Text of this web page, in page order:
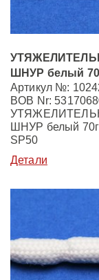
ШНУР белый
Артикул №:
BOB Nr:
ШНУР белый
SP50
Детали